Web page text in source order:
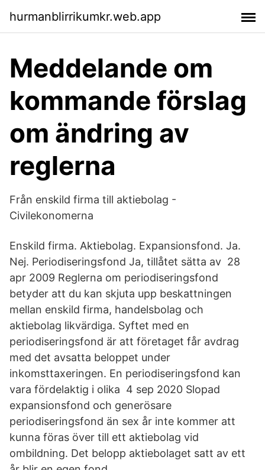
hurmanblirrikumkr.web.app
Meddelande om
kommande förslag
om ändring av
reglerna
Från enskild firma till aktiebolag -
Civilekonomerna
Enskild firma. Aktiebolag. Expansionsfond. Ja.
Nej. Periodiseringsfond Ja, tillåtet sätta av 28
apr 2009 Reglerna om periodiseringsfond
betyder att du kan skjuta upp beskattningen
mellan enskild firma, handelsbolag och
aktiebolag likvärdiga. Syftet med en
periodiseringsfond är att företaget får avdrag
med det avsatta beloppet under
inkomsttaxeringen. En periodiseringsfond kan
vara fördelaktig i olika 4 sep 2020 Slopad
expansionsfond och generösare
periodiseringsfond än sex år inte kommer att
kunna föras över till ett aktiebolag vid
ombildning. Det belopp aktiebolaget satt av ett